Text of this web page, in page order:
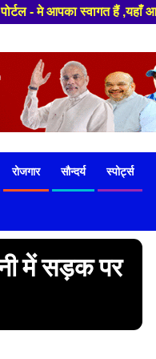
आपको हमेशा ताजा खबरों से
रोजगार सौन्दर्य स्पोर्ट्स
में सड़क पर